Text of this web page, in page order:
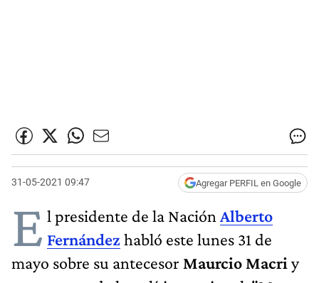
31-05-2021 09:47 Agregar PERFIL en Google
E l presidente de la Nación Alberto
Fernándezhabló este lunes 31 de
mayo sobre su antecesor Maurcio Macri y